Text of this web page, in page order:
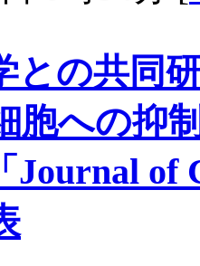
との共同
胞への抑
Journal of